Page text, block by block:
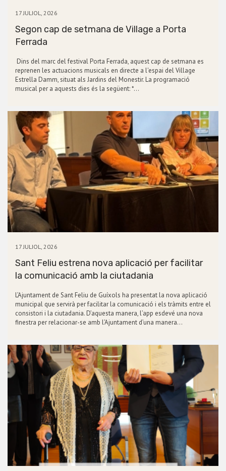
17 JULIOL, 2026
Segon cap de setmana de Village a Porta
Ferrada
Dins del marc del festival Porta Ferrada, aquest cap de setmana es
reprenen les actuacions musicals en directe a l'espai del Village
Estrella Damm, situat als Jardins del Monestir. La programació
musical per a aquests dies és la següent: *…
17 JULIOL, 2026
Sant Feliu estrena nova aplicació per facilitar
la comunicació amb la ciutadania
L’Ajuntament de Sant Feliu de Guíxols ha presentat la nova aplicació
municipal que servirà per facilitar la comunicació i els tràmits entre el
consistori i la ciutadania. D’aquesta manera, l’app esdevé una nova
finestra per relacionar-se amb l’Ajuntament d’una manera…